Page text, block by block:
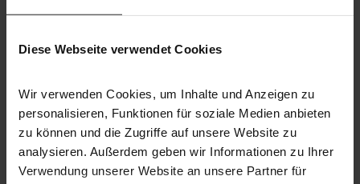
Diese Webseite verwendet Cookies
Wir verwenden Cookies, um Inhalte und Anzeigen zu
personalisieren, Funktionen für soziale Medien anbieten
zu können und die Zugriffe auf unsere Website zu
analysieren. Außerdem geben wir Informationen zu Ihrer
Verwendung unserer Website an unsere Partner für
Christoph Eschenbach. Als erster Organist
sein Album Revolutionary (2008, Telarc) für
einen Grammy nominiert.
Für sein Wirken wurde Carpenter mit
zahlreichen Preisen ausgezeichnet und war